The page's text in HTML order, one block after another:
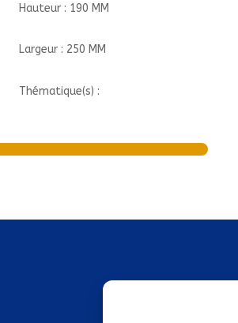
Hauteur : 190 MM
Largeur : 250 MM
Thématique(s) :